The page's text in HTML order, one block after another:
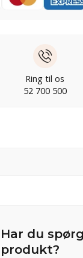
Ring til os
52 700 500
Har du
produkt?